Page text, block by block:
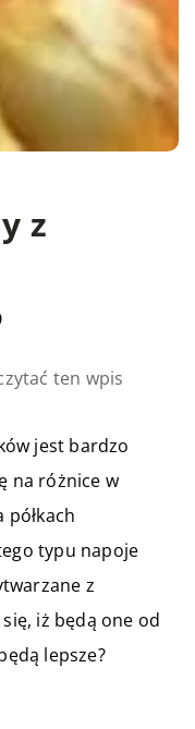
z
ten wpis
jest bardzo
na różnice w
typu napoje
z
iż będą one od
lepsze?